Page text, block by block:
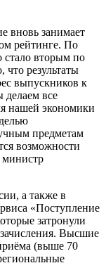
вновь занимает
рейтинге. По
стало вторым по
результаты
выпускников к
делаем все
нашей экономики
предметам
возможности
министр
а также в
«Поступление
затронули
Высшие
(выше 70